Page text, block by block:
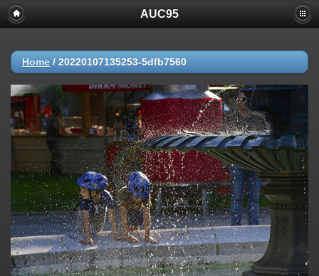
AUC95
Home / 20220107135253-5dfb7560